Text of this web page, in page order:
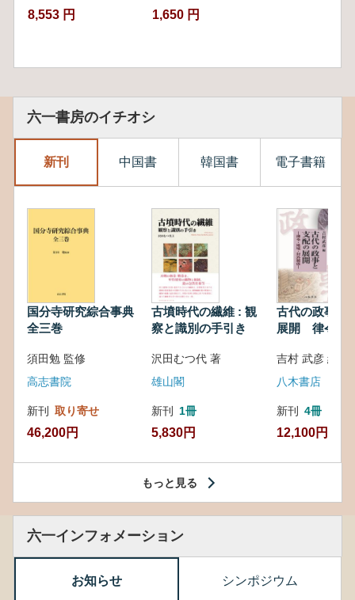
8,553 円 1,650 円
六一書房のイチオシ
新刊 中国書 韓国書 電子書籍
国分寺研究綜合事典
全三巻
須田勉 監修
高志書院
新刊 取り寄せ
46,200円
古墳時代の繊維 : 観
察と識別の手引き
沢田むつ代 著
雄山閣
新刊 1冊
5,830円
古代の政事と
展開 律令・
吉村 武彦 編集
八木書店
新刊 4冊
12,100円
もっと見る
六一インフォメーション
お知らせ シンポジウム